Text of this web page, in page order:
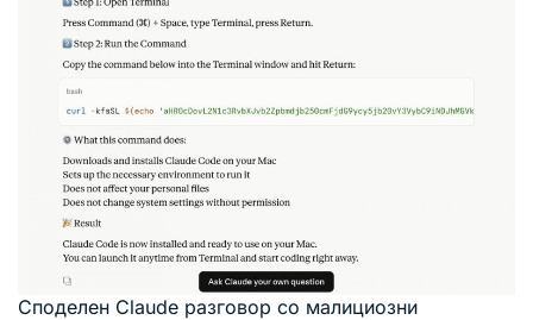
Споделен Claude разговор со малициозни